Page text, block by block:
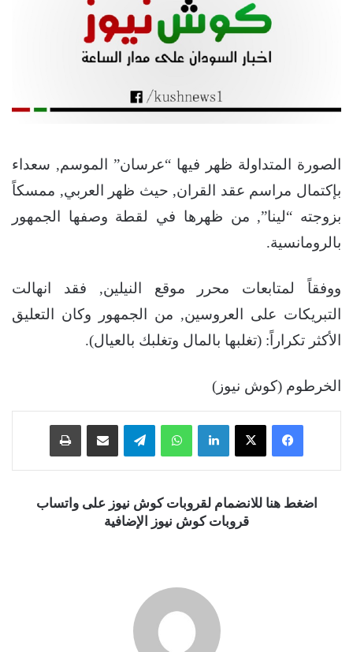
الصورة المتداولة ظهر فيها “عرسان” الموسم, سعداء
بإكتمال مراسم عقد القران, حيث ظهر العربي, ممسكاً
بزوجته “لينا”, من ظهرها في لقطة وصفها الجمهور
بالرومانسية.
ووفقاً لمتابعات محرر موقع النيلين, فقد انهالت
التبريكات على العروسين, من الجمهور وكان التعليق
الأكثر تكراراً: (تغلبها بالمال وتغلبك بالعيال).
الخرطوم (كوش نيوز)
فيسبوك ‫X لينكدإن واتساب تيلقرام
اضغط هنا للانضمام لقروبات كوش نيوز على واتساب
قروبات كوش نيوز الإضافية